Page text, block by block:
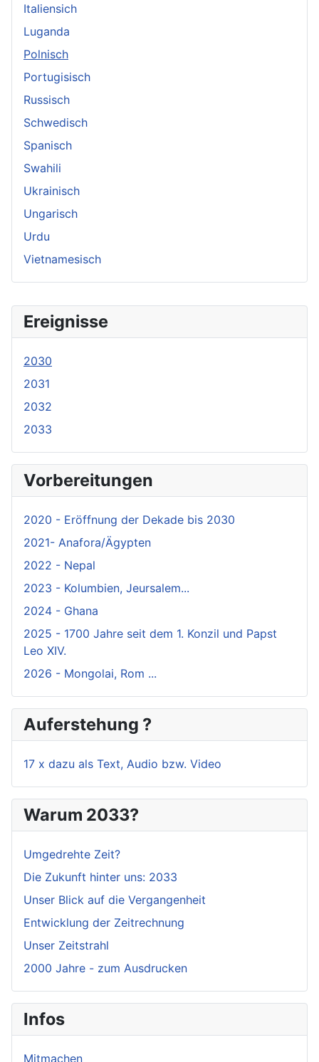
Ereignisse
2030
2031
2032
2033
Vorbereitungen
2020 - Eröffnung der Dekade bis 2030
2021- Anafora/Ägypten
2022 - Nepal
2023 - Kolumbien, Jeursalem...
2024 - Ghana
2025 - 1700 Jahre seit dem 1. Konzil und Papst
Leo XIV.
2026 - Mongolai, Rom ...
Auferstehung ?
17 x dazu als Text, Audio bzw. Video
Warum 2033?
Umgedrehte Zeit?
Die Zukunft hinter uns: 2033
Unser Blick auf die Vergangenheit
Entwicklung der Zeitrechnung
Unser Zeitstrahl
2000 Jahre - zum Ausdrucken
Infos
Mitmachen
Italiensich
Luganda
Polnisch
Portugisisch
Russisch
Schwedisch
Spanisch
Swahili
Ukrainisch
Ungarisch
Urdu
Vietnamesisch